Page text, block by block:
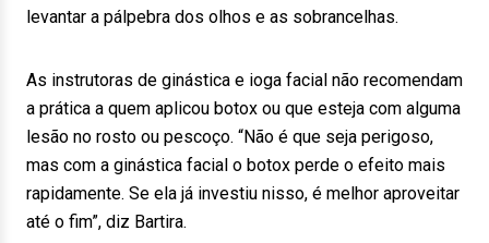
levantar a pálpebra dos olhos e as sobrancelhas.
As instrutoras de ginástica e ioga facial não recomendam
a prática a quem aplicou botox ou que esteja com alguma
lesão no rosto ou pescoço. “Não é que seja perigoso,
mas com a ginástica facial o botox perde o efeito mais
rapidamente. Se ela já investiu nisso, é melhor aproveitar
até o fim”, diz Bartira.